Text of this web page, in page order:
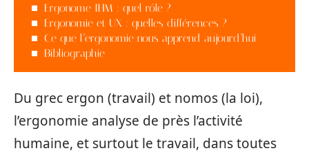
Ergonome IHM : quel rôle ?
Ergonomie et UX : quelles différences ?
Ce que l’ergonomie nous apprend aujourd’hui
Bibliographie
Du grec ergon (travail) et nomos (la loi),
l’ergonomie analyse de près l’activité
humaine, et surtout le travail, dans toutes